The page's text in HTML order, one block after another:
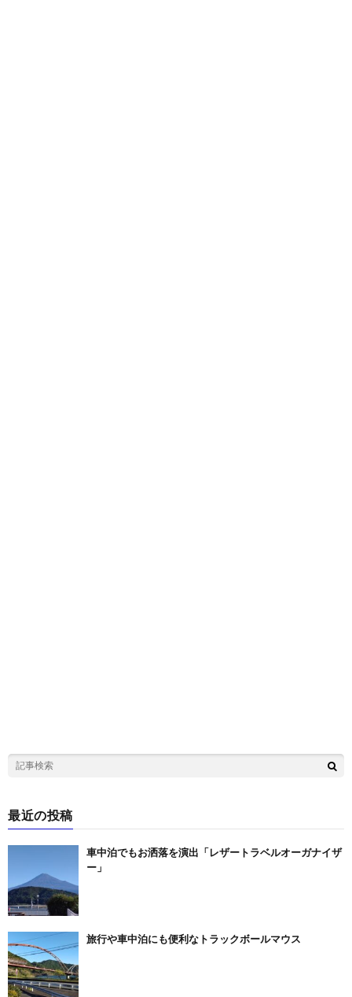
最近の投稿
車中泊でもお洒落を演出「レザートラベルオーガナイザ
ー」
旅行や車中泊にも便利なトラックボールマウス